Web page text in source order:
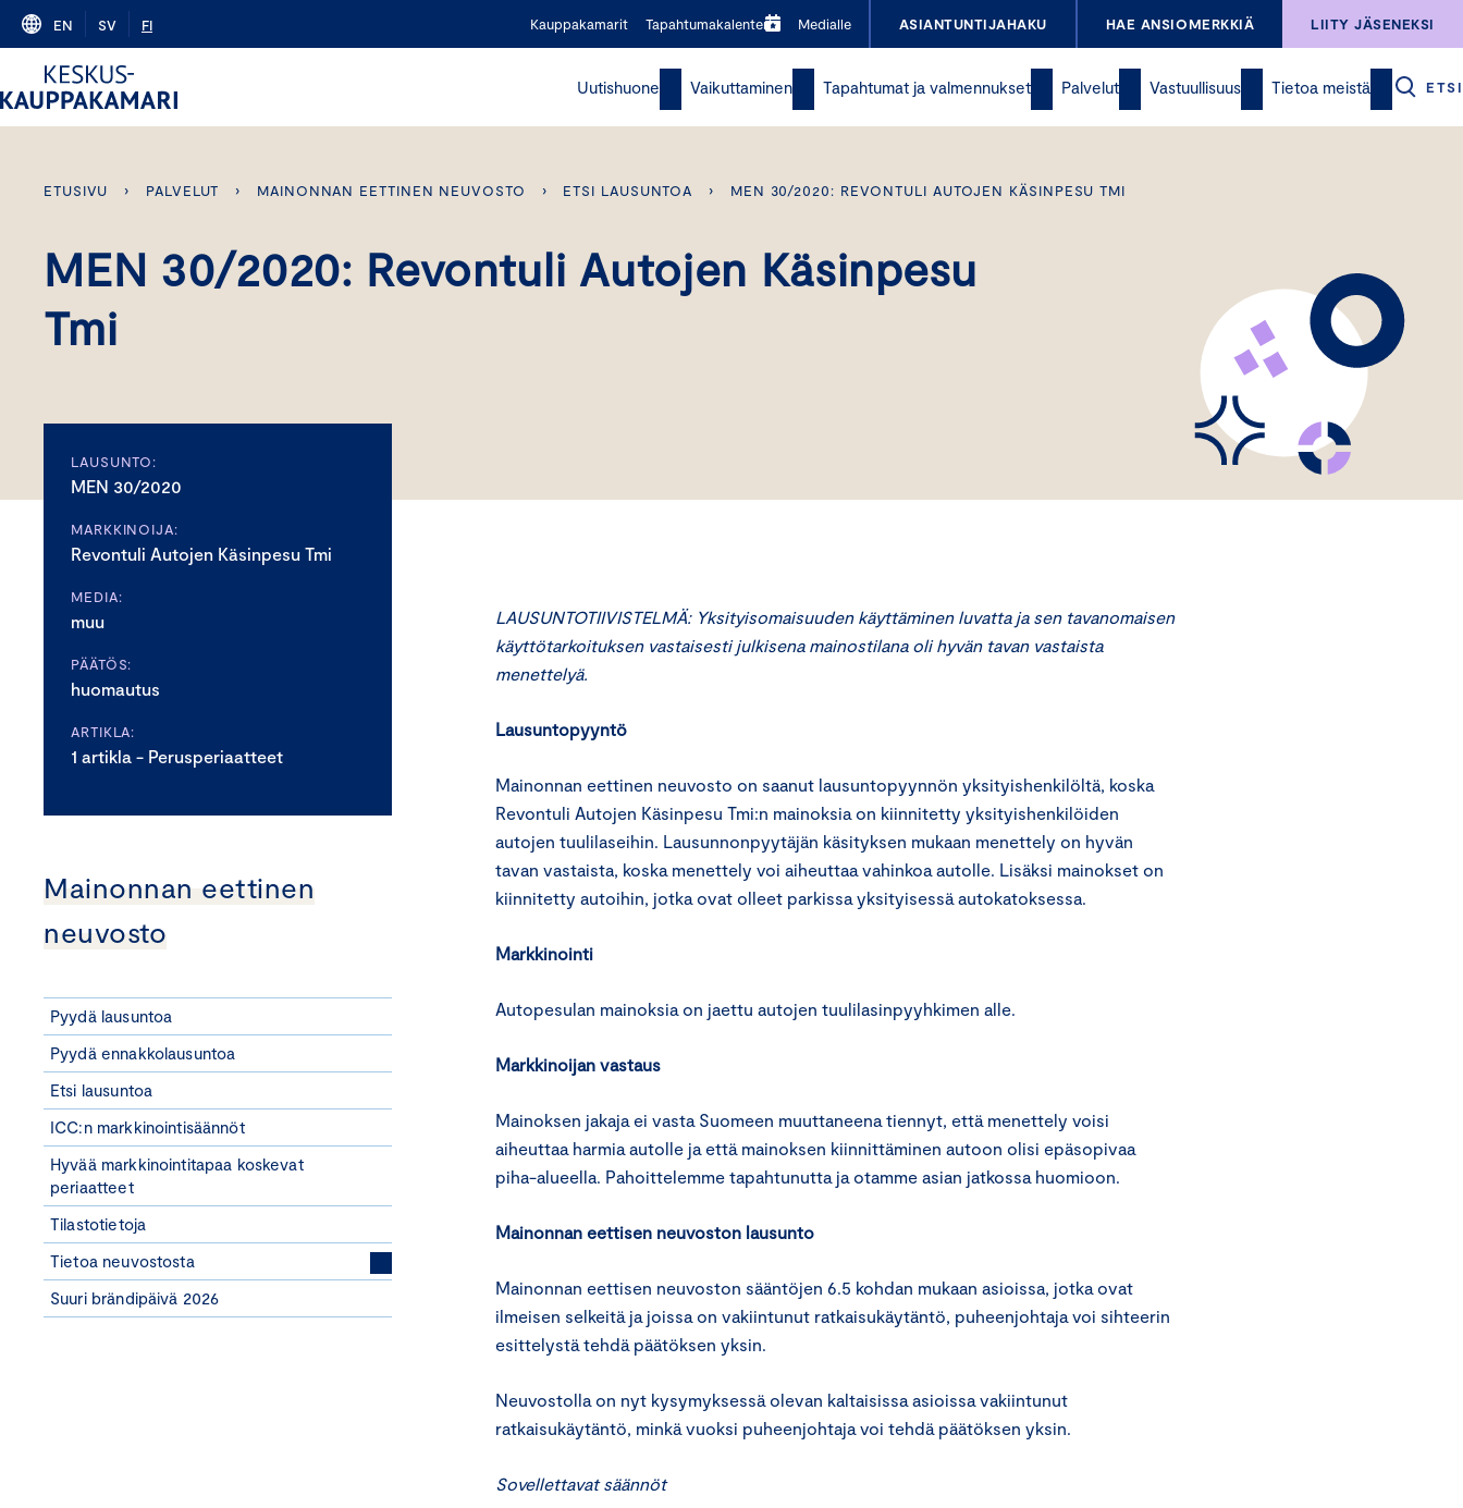
Skip
content
EN SV FI Kauppakamarit Tapahtumakalenteri Medialle ASIANTUNTIJAHAKU HAE ANSIOMERKKIÄ LIITY JÄSENEKSI
Uutishuone Vaikuttaminen Tapahtumat ja valmennukset Palvelut Vastuullisuus Tietoa meistä ETSI
ETUSIVU › PALVELUT › MAINONNAN EETTINEN NEUVOSTO › ETSI LAUSUNTOA › MEN 30/2020: REVONTULI AUTOJEN KÄSINPESU TMI
MEN 30/2020: Revontuli Autojen Käsinpesu
Tmi
LAUSUNTO:
MEN 30/2020
MARKKINOIJA:
Revontuli Autojen Käsinpesu Tmi
MEDIA:
muu
PÄÄTÖS:
huomautus
ARTIKLA:
1 artikla - Perusperiaatteet
Mainonnan eettinen
neuvosto
Pyydä lausuntoa
Pyydä ennakkolausuntoa
Etsi lausuntoa
ICC:n markkinointisäännöt
Hyvää markkinointitapaa koskevat
periaatteet
Tilastotietoja
Tietoa neuvostosta
Suuri brändipäivä 2026
LAUSUNTOTIIVISTELMÄ: Yksityisomaisuuden käyttäminen luvatta ja sen tavanomaisen
käyttötarkoituksen vastaisesti julkisena mainostilana oli hyvän tavan vastaista
menettelyä.
Lausuntopyyntö
Mainonnan eettinen neuvosto on saanut lausuntopyynnön yksityishenkilöltä, koska
Revontuli Autojen Käsinpesu Tmi:n mainoksia on kiinnitetty yksityishenkilöiden
autojen tuulilaseihin. Lausunnonpyytäjän käsityksen mukaan menettely on hyvän
tavan vastaista, koska menettely voi aiheuttaa vahinkoa autolle. Lisäksi mainokset on
kiinnitetty autoihin, jotka ovat olleet parkissa yksityisessä autokatoksessa.
Markkinointi
Autopesulan mainoksia on jaettu autojen tuulilasinpyyhkimen alle.
Markkinoijan vastaus
Mainoksen jakaja ei vasta Suomeen muuttaneena tiennyt, että menettely voisi
aiheuttaa harmia autolle ja että mainoksen kiinnittäminen autoon olisi epäsopivaa
piha-alueella. Pahoittelemme tapahtunutta ja otamme asian jatkossa huomioon.
Mainonnan eettisen neuvoston lausunto
Mainonnan eettisen neuvoston sääntöjen 6.5 kohdan mukaan asioissa, jotka ovat
ilmeisen selkeitä ja joissa on vakiintunut ratkaisukäytäntö, puheenjohtaja voi sihteerin
esittelystä tehdä päätöksen yksin.
Neuvostolla on nyt kysymyksessä olevan kaltaisissa asioissa vakiintunut
ratkaisukäytäntö, minkä vuoksi puheenjohtaja voi tehdä päätöksen yksin.
Sovellettavat säännöt